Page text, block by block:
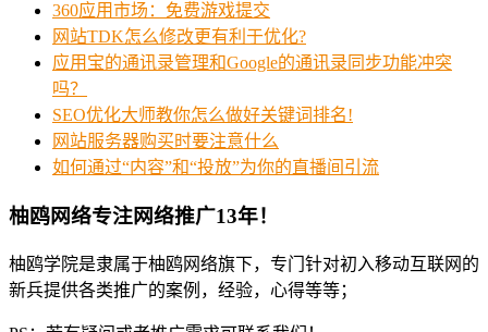
360应用市场：免费游戏提交
网站TDK怎么修改更有利于优化?
应用宝的通讯录管理和Google的通讯录同步功能冲突
吗？
SEO优化大师教你怎么做好关键词排名!
网站服务器购买时要注意什么
如何通过“内容”和“投放”为你的直播间引流
柚鸥网络专注网络推广13年！
柚鸥学院是隶属于柚鸥网络旗下，专门针对初入移动互联网的
新兵提供各类推广的案例，经验，心得等等；